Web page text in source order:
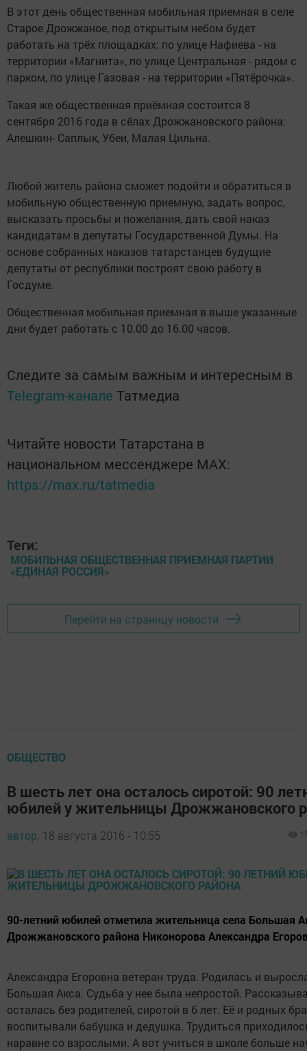
В этот день общественная мобильная приемная в селе
Старое Дрожжаное, под открытым небом будет
работать на трёх площадках: по улице Нафиева - на
территории «Магнита», по улице Центральная - рядом с
парком, по улице Газовая - на территории «Пятёрочка».
Такая же общественная приёмная состоится 8
сентября 2016 года в сёлах Дрожжановского района:
Алешкин- Саплык, Убеи, Малая Цильна.
Любой житель района сможет подойти и обратиться в
мобильную общественную приемную, задать вопрос,
высказать просьбы и пожелания, дать свой наказ
кандидатам в депутаты Государственной Думы. На
основе собранных наказов татарстанцев будущие
депутаты от республики построят свою работу в
Госдуме.
Общественная мобильная приемная в выше указанные
дни будет работать с 10.00 до 16.00 часов.
Следите за самым важным и интересным в
Telegram-канале Татмедиа
Читайте новости Татарстана в
национальном мессенджере MАХ:
https://max.ru/tatmedia
Теги:
МОБИЛЬНАЯ ОБЩЕСТВЕННАЯ ПРИЕМНАЯ ПАРТИИ
«ЕДИНАЯ РОССИЯ»
Перейти на страницу новости
ОБЩЕСТВО
В шесть лет она осталось сиротой: 90
юбилей у жительницы Дрожжановского
автор, 18 августа 2016 - 10:55
90-летний юбилей отметила жительница села Большая
Дрожжановского района Никонорова Александра
Александра Егоровна ветеран труда. Родилась и
Большая Акса. Судьба у нее была непростой.
осталась без родителей, сиротой в 6 лет. Её и родных
воспитывали бабушка и дедушка. Трудиться
наравне со взрослыми. А вот учиться в школе больше